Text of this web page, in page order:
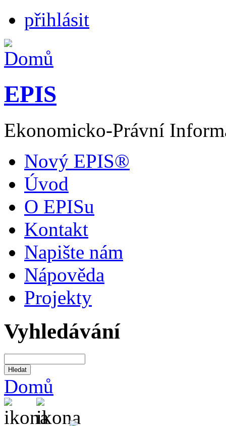
přihlásit
EPIS
Ekonomicko-Právní
Nový EPIS®
Úvod
O EPISu
Kontakt
Napište nám
Nápověda
Projekty
Vyhledávání
Domů